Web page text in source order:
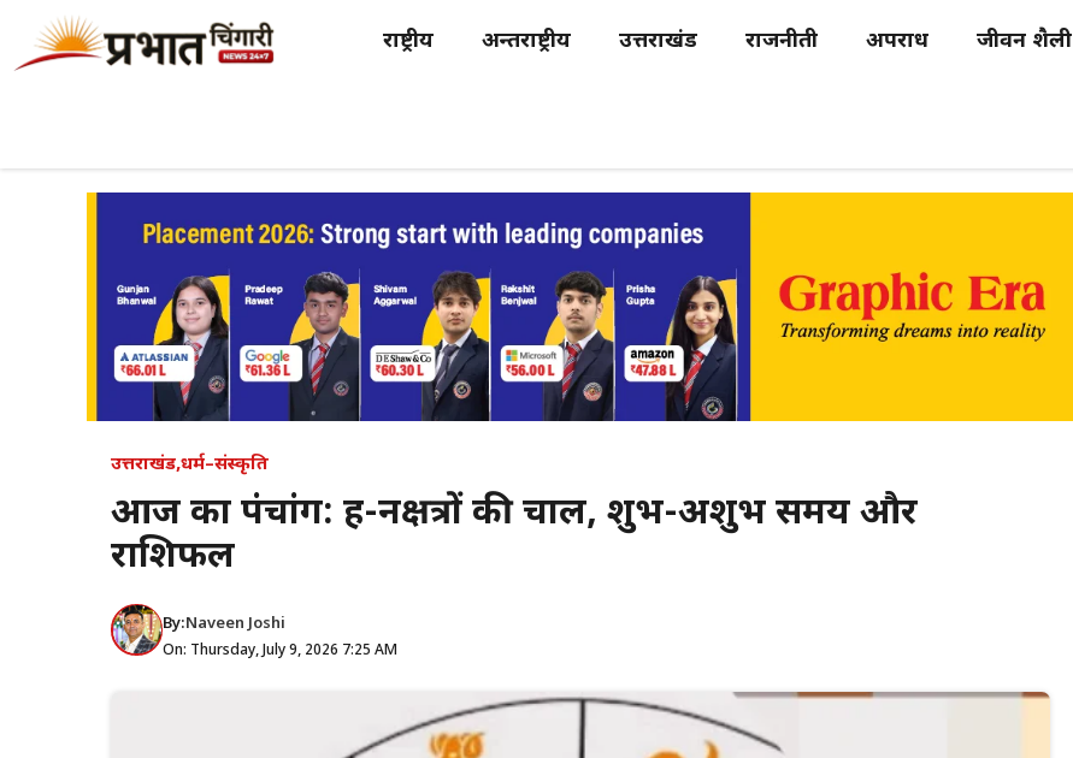
राष्ट्रीय अन्तर्राष्ट्रीय उत्तराखंड राजनीती अपराध जीवन शैली
उत्तराखंड,धर्म–संस्कृति
आज का पंचांग: ग्रह-नक्षत्रों की चाल, शुभ-अशुभ समय और
राशिफल
By:Naveen Joshi
On: Thursday, July 9, 2026 7:25 AM